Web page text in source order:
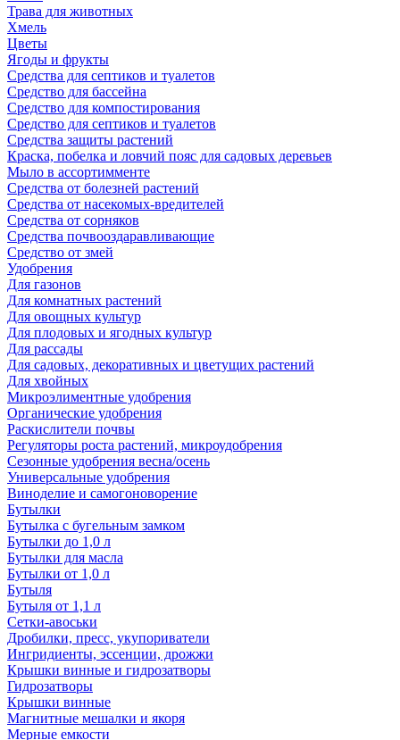
Трава для животных
Хмель
Цветы
Ягоды и фрукты
Средства для септиков и туалетов
Средство для бассейна
Средство для компостирования
Средство для септиков и туалетов
Средства защиты растений
Краска, побелка и ловчий пояс для садовых деревьев
Мыло в ассортимменте
Средства от болезней растений
Средства от насекомых-вредителей
Средства от сорняков
Средства почвооздаравливающие
Средство от змей
Удобрения
Для газонов
Для комнатных растений
Для овощных культур
Для плодовых и ягодных культур
Для рассады
Для садовых, декоративных и цветущих растений
Для хвойных
Микроэлиментные удобрения
Органические удобрения
Раскислители почвы
Регуляторы роста растений, микроудобрения
Сезонные удобрения весна/осень
Универсальные удобрения
Виноделие и самогоноворение
Бутылки
Бутылка с бугельным замком
Бутылки до 1,0 л
Бутылки для масла
Бутылки от 1,0 л
Бутыля
Бутыля от 1,1 л
Сетки-авоськи
Дробилки, пресс, укупориватели
Ингридиенты, эссенции, дрожжи
Крышки винные и гидрозатворы
Гидрозатворы
Крышки винные
Магнитные мешалки и якоря
Мерные емкости